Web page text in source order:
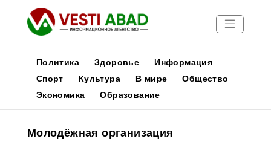
Новости
Медиа
Политика Здоровье
Информация
Спорт
Культура В мире
Общество
Экономика
Образование
Молодёжная организация